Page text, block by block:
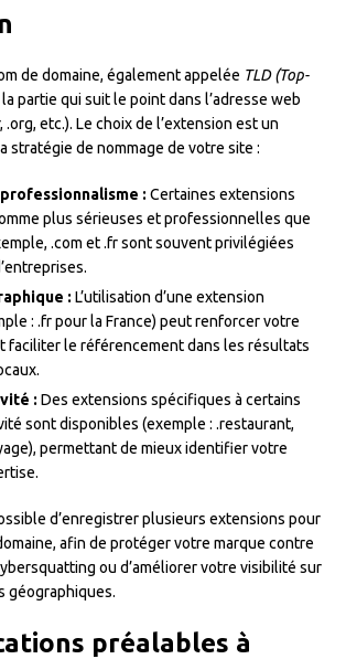
de domaine, également appelée TLD (Top-
partie qui suit le point dans l’adresse web
.org, etc.). Le choix de l’extension est un
stratégie de nommage de votre site :
: Certaines extensions
plus sérieuses et professionnelles que
.com et .fr sont souvent privilégiées
: L’utilisation d’une extension
: .fr pour la France) peut renforcer votre
faciliter le référencement dans les résultats
: Des extensions spécifiques à certains
sont disponibles (exemple : .restaurant,
permettant de mieux identifier votre
d’enregistrer plusieurs extensions pour
afin de protéger votre marque contre
ou d’améliorer votre visibilité sur
géographiques.
préalables à